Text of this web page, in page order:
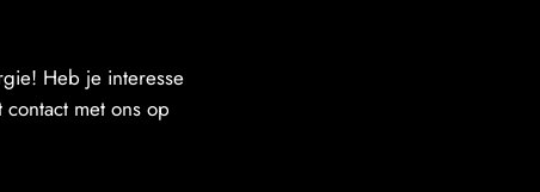
Heb je interesse
met ons op